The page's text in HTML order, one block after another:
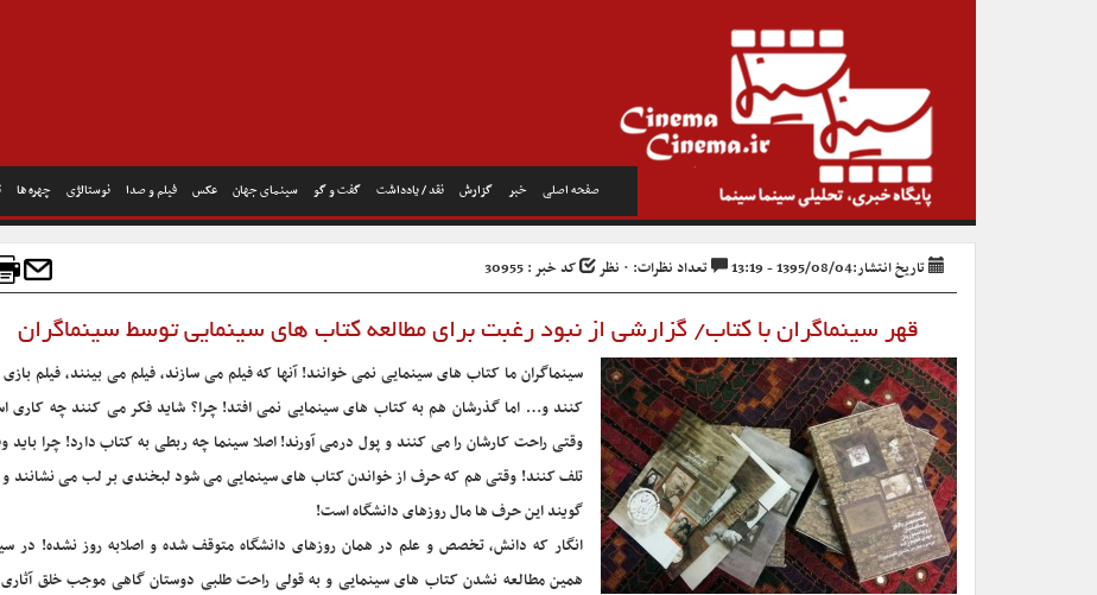
صفحه اصلی خبر گزارش نقد / یادداشت گفت و گو سینمای جهان عکس فیلم و صدا نوستالژی چهره ها
تاریخ انتشار:1395/08/04 - 13:19 تعداد نظرات: ۰ نظر کد خبر : 30955
قهر سینماگران با کتاب/ گزارشی از نبود رغبت برای مطالعه کتاب های سینمایی توسط سینماگران
سینماگران ما کتاب های سینمایی نمی خوانند! آنها که فیلم می سازند، فیلم می بینند، فیلم
کنند و… اما گذرشان هم به کتاب های سینمایی نمی افتد! چرا؟ شاید فکر می کنند چه کاری
وقتی راحت کارشان را می کنند و پول درمی آورند! اصلا سینما چه ربطی به کتاب دارد! چرا باید
تلف کنند! وقتی هم که حرف از خواندن کتاب های سینمایی می شود لبخندی بر لب می نشانند
گویند این حرف ها مال روزهای دانشگاه است!
انگار که دانش، تخصص و علم در همان روزهای دانشگاه متوقف شده و اصلابه روز نشده! در
همین مطالعه نشدن کتاب های سینمایی و به قولی راحت طلبی دوستان گاهی موجب خلق